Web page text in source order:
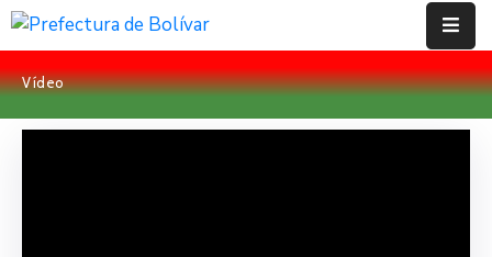
Inicio
Vídeo